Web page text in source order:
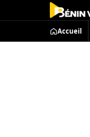
Accueil